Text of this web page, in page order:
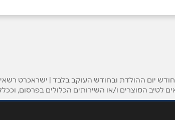
אימייל*
יום ההולדת ובחודש העוקב בלבד | ישראכרט
לטיב המוצרים ו/או השירותים הכלולים בפרסום,